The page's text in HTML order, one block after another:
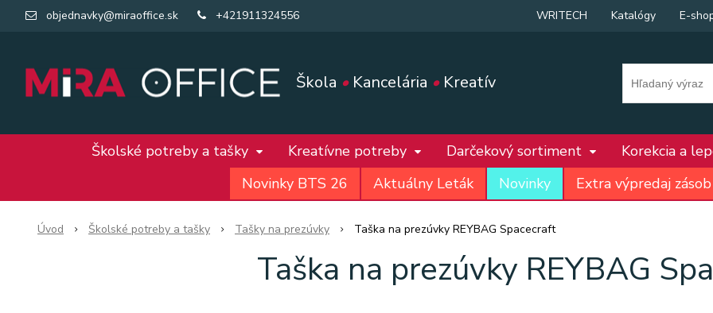
Škola •Kancelária •Kreatív
objednavky@miraoffice.sk +421911324556 WRITECH Katalógy E-
Školské potreby a tašky Kreatívne potreby Darčekový sortiment Korekcia a
Novinky BTS 26
Aktuálny Leták Novinky Extra výpredaj zásob
Úvod Školské potreby a tašky Tašky na prezúvky Taška na prezúvky REYBAG Spacecraft
Taška na prezúvky REYBAG